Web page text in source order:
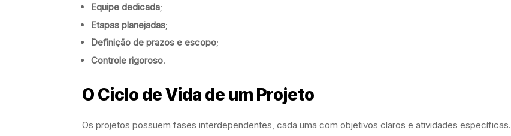
Equipe dedicada;
Etapas planejadas;
Definição de prazos e escopo;
Controle rigoroso.
O Ciclo de Vida de um Projeto
Os projetos possuem fases interdependentes, cada uma com objetivos claros e atividades específicas.